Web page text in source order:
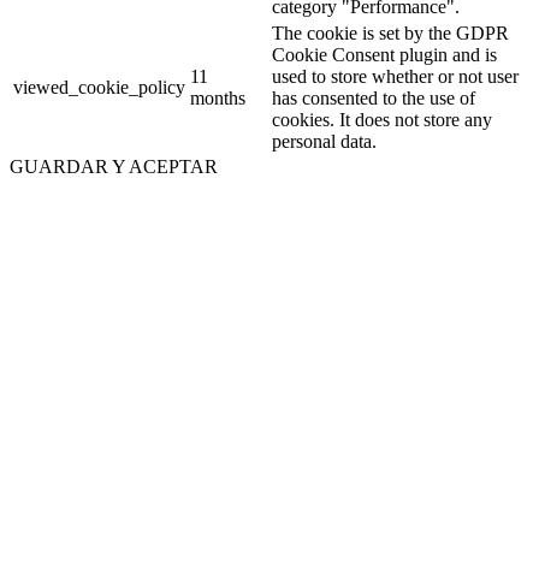
category "Performance".
viewed_cookie_policy
11
months
The cookie is set by the GDPR
Cookie Consent plugin and is
used to store whether or not user
has consented to the use of
cookies. It does not store any
personal data.
GUARDAR Y ACEPTAR